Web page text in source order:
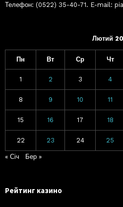
Телефон: (0522) 35-40-71. E-mail:
Лютий
Пн Вт Ср Чт
1 2 3 4
8 9 10 11
15 16 17 18
22 23 24 25
« Січ Бер »
Рейтинг казино